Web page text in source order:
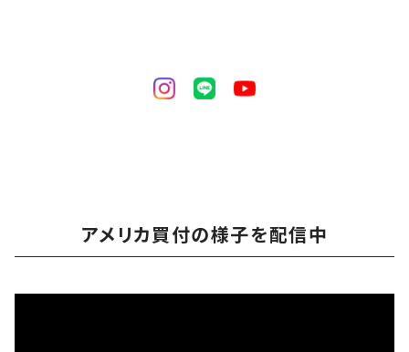
アメリカ買付の様子を配信中